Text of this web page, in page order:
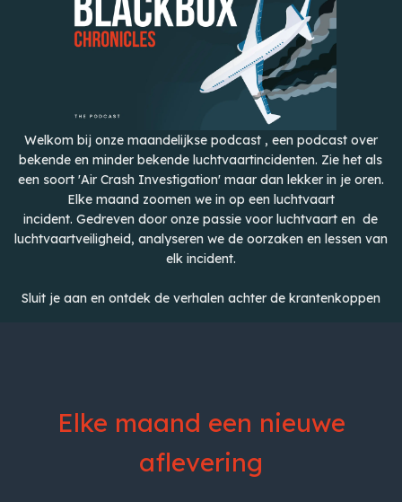
Welkom bij onze maandelijkse podcast , een podcast over
bekende en minder bekende luchtvaartincidenten. Zie het als
een soort 'Air Crash Investigation' maar dan lekker in je oren.
Elke maand zoomen we in op een luchtvaart
incident. Gedreven door onze passie voor luchtvaart en de
luchtvaartveiligheid, analyseren we de oorzaken en lessen van
elk incident.
Sluit je aan en ontdek de verhalen achter de krantenkoppen
Elke maand een nieuwe
aflevering